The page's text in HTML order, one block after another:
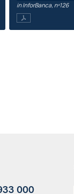
in InforBanca, nº126
000